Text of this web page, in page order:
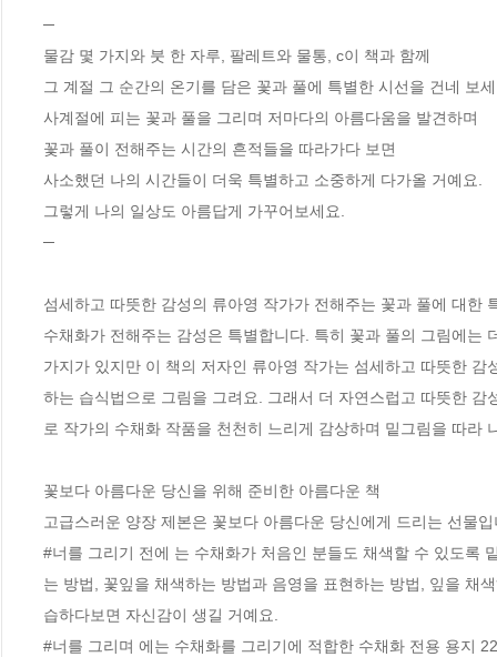
─
물감 몇 가지와 붓 한 자루, 팔레트와 물통, c이 책과 함께
그 계절 그 순간의 온기를 담은 꽃과 풀에 특별한 시선을 건네 보
사계절에 피는 꽃과 풀을 그리며 저마다의 아름다움을 발견하며
꽃과 풀이 전해주는 시간의 흔적들을 따라가다 보면
사소했던 나의 시간들이 더욱 특별하고 소중하게 다가올 거예요.
그렇게 나의 일상도 아름답게 가꾸어보세요.
─
섬세하고 따뜻한 감성의 류아영 작가가 전해주는 꽃과 풀에 대한
수채화가 전해주는 감성은 특별합니다. 특히 꽃과 풀의 그림에는
가지가 있지만 이 책의 저자인 류아영 작가는 섬세하고 따뜻한
하는 습식법으로 그림을 그려요. 그래서 더 자연스럽고 따뜻한
로 작가의 수채화 작품을 천천히 느리게 감상하며 밑그림을 따
꽃보다 아름다운 당신을 위해 준비한 아름다운 책
고급스러운 양장 제본은 꽃보다 아름다운 당신에게 드리는 선물
#너를 그리기 전에 는 수채화가 처음인 분들도 채색할 수 있도록
는 방법, 꽃잎을 채색하는 방법과 음영을 표현하는 방법, 잎을 채
습하다보면 자신감이 생길 거예요.
#너를 그리며 에는 수채화를 그리기에 적합한 수채화 전용 용지